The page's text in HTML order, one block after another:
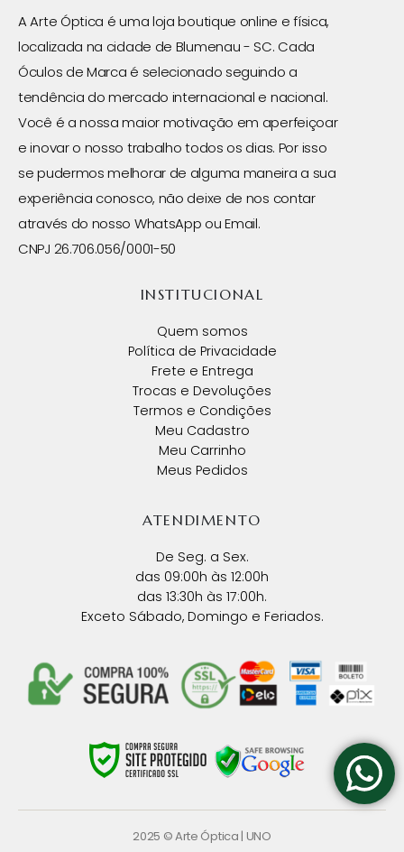
A Arte Óptica é uma loja boutique online e física,
localizada na cidade de Blumenau - SC. Cada
Óculos de Marca é selecionado seguindo a
tendência do mercado internacional e nacional.
Você é a nossa maior motivação em aperfeiçoar
e inovar o nosso trabalho todos os dias. Por isso
se pudermos melhorar de alguma maneira a sua
experiência conosco, não deixe de nos contar
através do nosso WhatsApp ou Email.
CNPJ 26.706.056/0001-50
INSTITUCIONAL
Quem somos
Política de Privacidade
Frete e Entrega
Trocas e Devoluções
Termos e Condições
Meu Cadastro
Meu Carrinho
Meus Pedidos
ATENDIMENTO
De Seg. a Sex.
das 09:00h às 12:00h
das 13:30h às 17:00h.
Exceto Sábado, Domingo e Feriados.
2025 © Arte Óptica | UNO